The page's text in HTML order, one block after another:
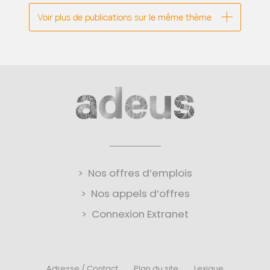
Voir plus de publications sur le même thème
Nos offres d’emplois
Nos appels d’offres
Connexion Extranet